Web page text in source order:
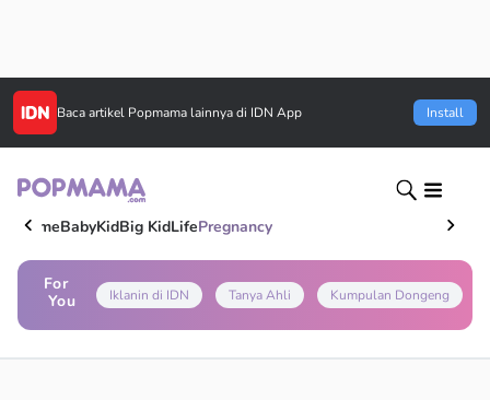
Baca artikel Popmama lainnya di IDN App Install
HomeBabyKidBig KidLifePregnancy
For
You
Iklanin di IDN Tanya Ahli Kumpulan Dongeng